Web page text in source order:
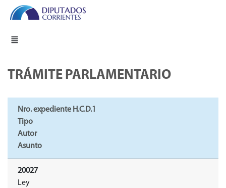
TRÁMITE PARLAMENTARIO
Nro. expediente H.C.D.1
Tipo
Autor
Asunto
20027
Ley